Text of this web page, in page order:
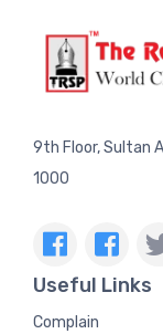
9th Floor, Sultan
1000
Useful Links
Complain